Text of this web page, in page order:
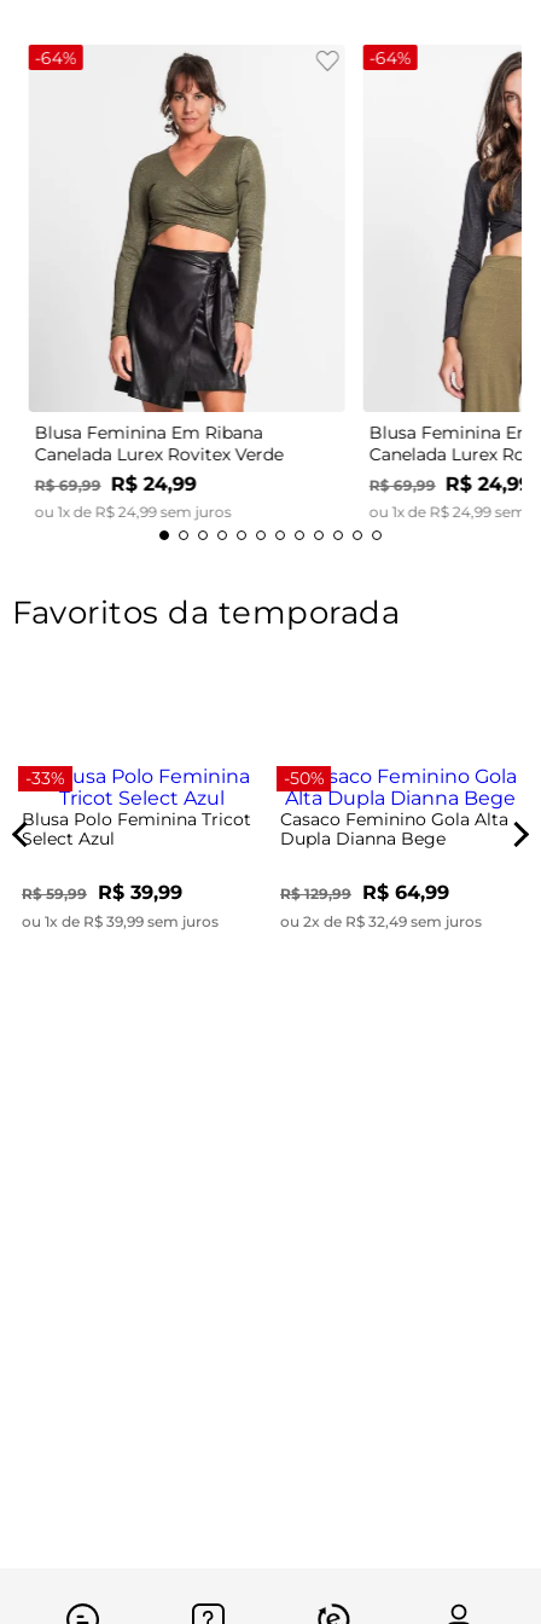
-64%
Blusa Feminina Em Ribana
Canelada Lurex Rovitex Verde
R$ 69,99 R$ 24,99
ou 1x de R$ 24,99sem juros
-64%
Blusa Feminina Em
Canelada Lurex
R$ 69,99 R$ 24,99
ou 1x de R$ 24,99sem
Favoritos da temporada
-33%
Blusa Polo Feminina Tricot
Select Azul
R$ 59,99 R$ 39,99
ou 1x de R$ 39,99 sem juros
-50%
Casaco Feminino Gola Alta
Dupla Dianna Bege
R$ 129,99 R$ 64,99
ou 2x de R$ 32,49 sem juros